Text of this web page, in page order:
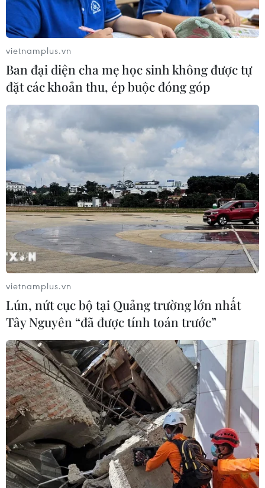
TIN CÙNG CHUYÊN MỤC
Bảo mẫu tại cơ sở mầm non thừa
nhận hành vi bạo hành hai trẻ
07/08/2026 12:27
Phát hiện đối tượng tàng trữ trái
phép vũ khí quân dụng
07/08/2026 12:25
vietnamplus.vn
Ban đại diện cha mẹ học sinh không được tự
đặt các khoản thu, ép buộc đóng góp
vietnamplus.vn
Lún, nứt cục bộ tại Quảng trường lớn nhất
Tây Nguyên “đã được tính toán trước”